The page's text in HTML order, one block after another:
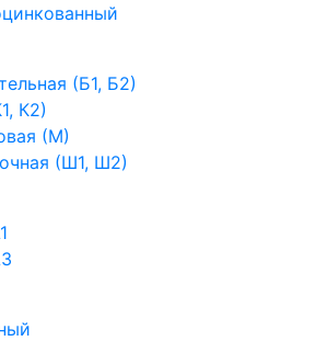
(Б1, Б2)
К2)
(М)
(Ш1, Ш2)